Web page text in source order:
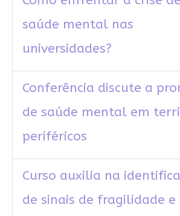
saúde mental nas
universidades?
Conferência discute a
de saúde mental em
periféricos
Curso auxilia na
de sinais de fragilidade e